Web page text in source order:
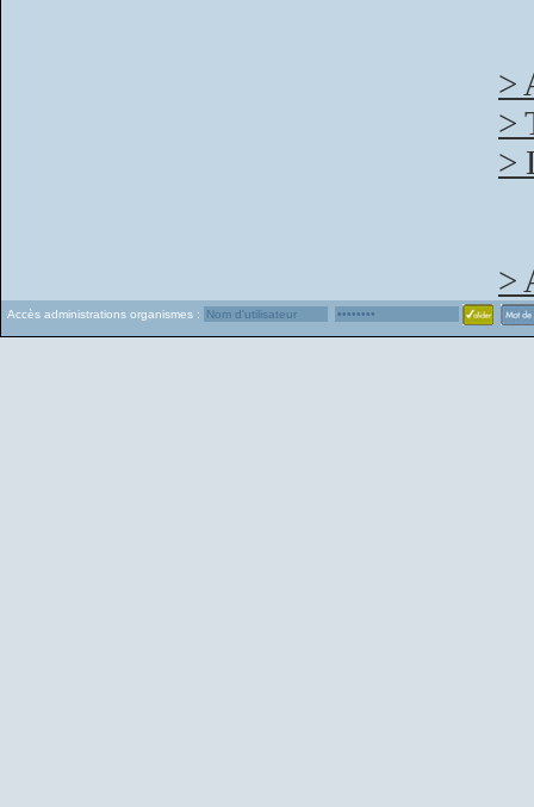
>
>
>
>
Accès administrations organismes :